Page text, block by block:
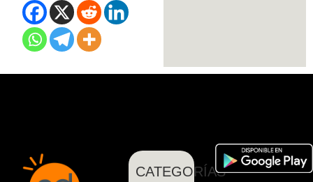
CATEGORÍAS